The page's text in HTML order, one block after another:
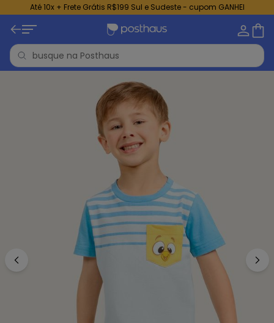
Até 10x + Frete Grátis R$199 Sul e Sudeste - cupom GANHEI